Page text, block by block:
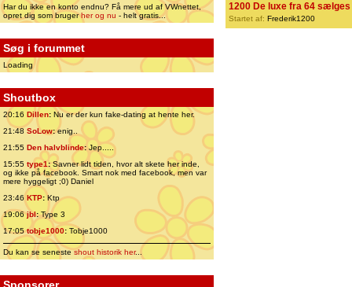
Har du ikke en konto endnu? Få mere ud af VWnettet,
opret dig som brugerher og nu - helt gratis...
Søg i forummet
Loading
Shoutbox
20:16 Dillen: Nu er der kun fake-dating at hente her.
21:48 SoLow:enig..
21:55 Den halvblinde:Jep.....
15:55 type1:Savner lidt tiden, hvor alt skete her inde,
og ikke på facebook. Smart nok med facebook, men var
mere hyggeligt ;0) Daniel
23:46 KTP:Ktp
19:06jbl:Type 3
17:05tobje1000: Tobje1000
Du kan se senesteshout historik her...
1200 De luxe fra 64 sælges
Startet af: Frederik1200